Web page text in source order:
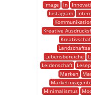
Image
In
Instagram
Kreative
Lebensbereiche
Leidenschaft
Marken
Minimalismus